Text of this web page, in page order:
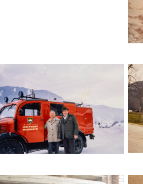
Zwei Männer im Winter vor
historischem Feuerwehr
Maishofen Einsatzfahrzeug,
verschneite Berge